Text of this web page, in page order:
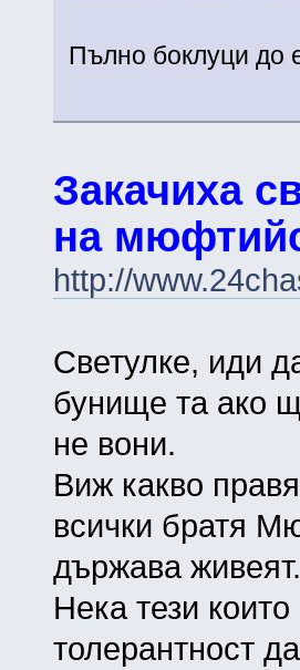
Пълно боклуци до
Закачиха
на
http://
Светулке, иди
бунище та ако
не вони.
Виж какво
всички братя
държава живеят.
Нека тези
толерантност